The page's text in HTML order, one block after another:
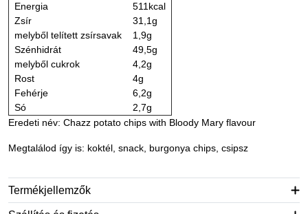
Energia
511kcal
Zsír
31,1g
melyből telített zsírsavak
1,9g
Szénhidrát
49,5g
melyből cukrok
4,2g
Rost
4g
Fehérje
6,2g
Só
2,7g
Eredeti név: Chazz potato chips with Bloody Mary flavour
Megtalálod így is: koktél, snack, burgonya chips, csipsz
Termékjellemzők